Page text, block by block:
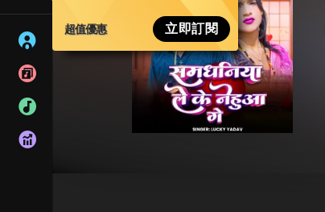
超值優惠 立即訂閱